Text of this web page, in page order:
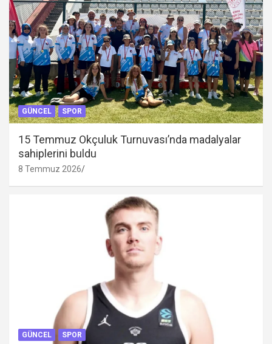
GÜNCEL SPOR
15 Temmuz Okçuluk Turnuvası’nda madalyalar
sahiplerini buldu
8 Temmuz 2026
GÜNCEL SPOR